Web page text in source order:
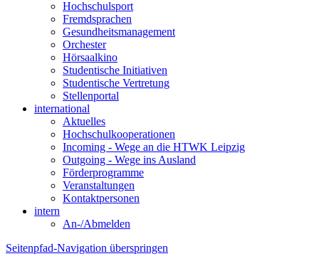
Hochschulsport
Fremdsprachen
Gesundheitsmanagement
Orchester
Hörsaalkino
Studentische Initiativen
Studentische Vertretung
Stellenportal
international
Aktuelles
Hochschulkooperationen
Incoming - Wege an die HTWK Leipzig
Outgoing - Wege ins Ausland
Förderprogramme
Veranstaltungen
Kontaktpersonen
intern
An-/Abmelden
Seitenpfad-Navigation überspringen